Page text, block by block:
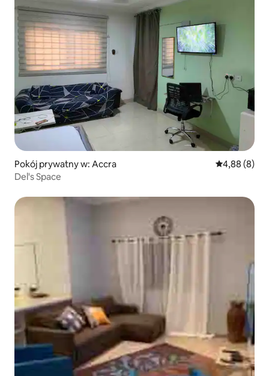
Pokój prywatny w: Accra Średnia
4,88 (8)
Del's Space